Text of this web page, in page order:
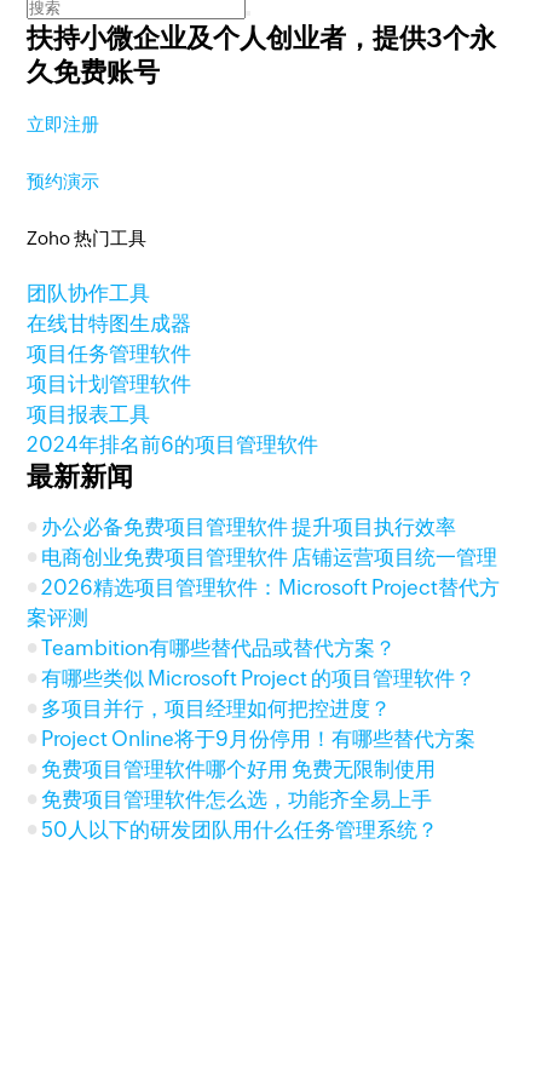
扶持小微企业及个人创业者，提供3个永
久免费账号
立即注册
预约演示
Zoho 热门工具
团队协作工具
在线甘特图生成器
项目任务管理软件
项目计划管理软件
项目报表工具
2024年排名前6的项目管理软件
最新新闻
办公必备免费项目管理软件 提升项目执行效率
电商创业免费项目管理软件 店铺运营项目统一管理
2026精选项目管理软件：Microsoft Project替代方
案评测
Teambition有哪些替代品或替代方案？
有哪些类似 Microsoft Project 的项目管理软件？
多项目并行，项目经理如何把控进度？
Project Online将于9月份停用！有哪些替代方案
免费项目管理软件哪个好用 免费无限制使用
免费项目管理软件怎么选，功能齐全易上手
50人以下的研发团队用什么任务管理系统？